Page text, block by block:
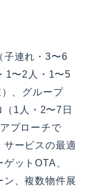
子連れ・3〜6
1〜2人・1〜5
、グループ
1人・2〜7日
プローチで
サービスの最適
ットOTA、
ン、複数物件展